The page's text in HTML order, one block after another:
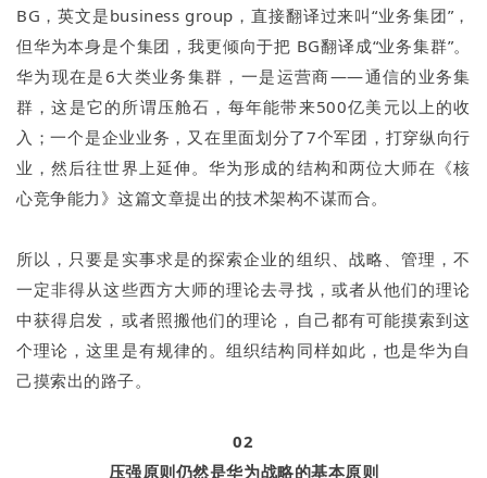
BG，英文是business group，直接翻译过来叫“业务集团”，
但华为本身是个集团，我更倾向于把 BG翻译成“业务集群”。
华为现在是6大类业务集群，一是运营商——通信的业务集
群，这是它的所谓压舱石，每年能带来500亿美元以上的收
入；一个是企业业务，又在里面划分了7个军团，打穿纵向行
业，然后往世界上延伸。华为形成的结构和两位大师在《核
心竞争能力》这篇文章提出的技术架构不谋而合。
所以，只要是实事求是的探索企业的组织、战略、管理，不
一定非得从这些西方大师的理论去寻找，或者从他们的理论
中获得启发，或者照搬他们的理论，自己都有可能摸索到这
个理论，这里是有规律的。组织结构同样如此，也是华为自
己摸索出的路子。
02
压强原则仍然是华为战略的基本原则